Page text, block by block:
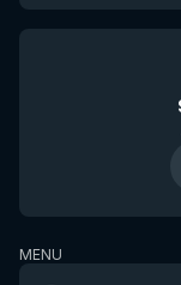
MENU